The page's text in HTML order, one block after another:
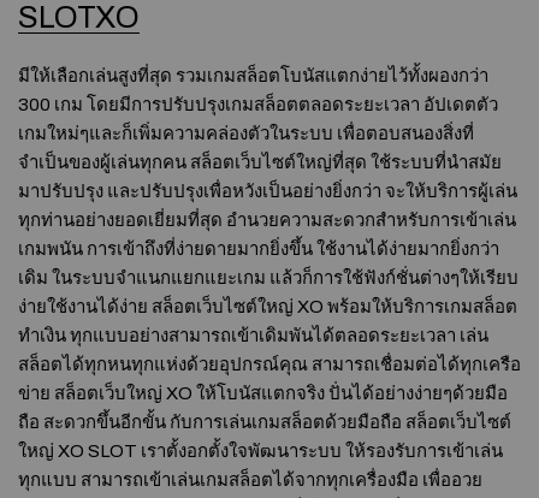
SLOTXO
มีให้เลือกเล่นสูงที่สุด รวมเกมสล็อตโบนัสแตกง่ายไว้ทั้งผองกว่า
300 เกม โดยมีการปรับปรุงเกมสล็อตตลอดระยะเวลา อัปเดตตัว
เกมใหม่ๆและก็เพิ่มความคล่องตัวในระบบ เพื่อตอบสนองสิ่งที่
จำเป็นของผู้เล่นทุกคน สล็อตเว็บไซต์ใหญ่ที่สุด ใช้ระบบที่นำสมัย
มาปรับปรุง และปรับปรุงเพื่อหวังเป็นอย่างยิ่งกว่า จะให้บริการผู้เล่น
ทุกท่านอย่างยอดเยี่ยมที่สุด อำนวยความสะดวกสำหรับการเข้าเล่น
เกมพนัน การเข้าถึงที่ง่ายดายมากยิ่งขึ้น ใช้งานได้ง่ายมากยิ่งกว่า
เดิม ในระบบจำแนกแยกแยะเกม แล้วก็การใช้ฟังก์ชั่นต่างๆให้เรียบ
ง่ายใช้งานได้ง่าย สล็อตเว็บไซต์ใหญ่ XO พร้อมให้บริการเกมสล็อต
ทำเงิน ทุกแบบอย่างสามารถเข้าเดิมพันได้ตลอดระยะเวลา เล่น
สล็อตได้ทุกหนทุกแห่งด้วยอุปกรณ์คุณ สามารถเชื่อมต่อได้ทุกเครือ
ข่าย สล็อตเว็บใหญ่ XO ให้โบนัสแตกจริง ปั่นได้อย่างง่ายๆด้วยมือ
ถือ สะดวกขึ้นอีกขั้น กับการเล่นเกมสล็อตด้วยมือถือ สล็อตเว็บไซต์
ใหญ่ XO SLOT เราตั้งอกตั้งใจพัฒนาระบบ ให้รองรับการเข้าเล่น
ทุกแบบ สามารถเข้าเล่นเกมสล็อตได้จากทุกเครื่องมือ เพื่ออวย